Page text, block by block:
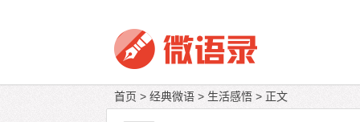
首页 > 经典微语 > 生活感悟 > 正文